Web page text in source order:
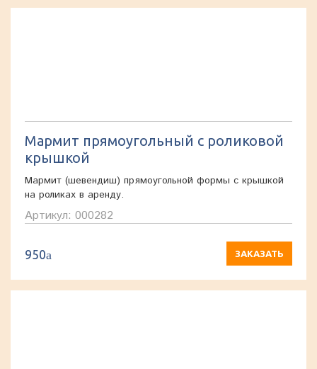
Мармит прямоугольный с роликовой
крышкой
Мармит (шевендиш) прямоугольной формы с крышкой
на роликах в аренду.
Артикул: 000282
950a ЗАКАЗАТЬ